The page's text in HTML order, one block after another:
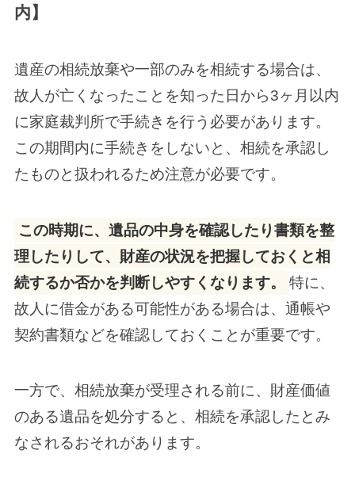
内】
遺産の相続放棄や一部のみを相続する場合は、
故人が亡くなったことを知った日から3ヶ月以内
に家庭裁判所で手続きを行う必要があります。
この期間内に手続きをしないと、相続を承認し
たものと扱われるため注意が必要です。
この時期に、遺品の中身を確認したり書類を整
理したりして、財産の状況を把握しておくと相
続するか否かを判断しやすくなります。
特に、
故人に借金がある可能性がある場合は、通帳や
契約書類などを確認しておくことが重要です。
一方で、相続放棄が受理される前に、財産価値
のある遺品を処分すると、相続を承認したとみ
なされるおそれがあります。